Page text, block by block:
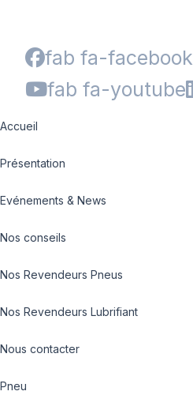
fab fa-facebook
fab fa-youtube
Accueil
Présentation
Evénements & News
Nos conseils
Nos Revendeurs Pneus
Nos Revendeurs Lubrifiant
Nous contacter
Pneu